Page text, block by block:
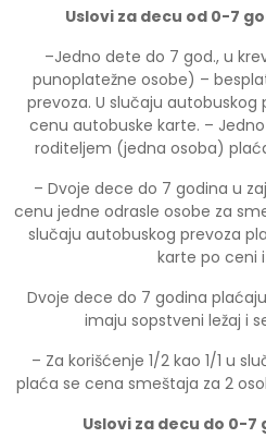
Uslovi za decu od 0-7
–Jedno dete do 7 god., u
punoplatežne osobe) –
prevoza. U slučaju
cenu autobuske karte. –
roditeljem (jedna osoba)
– Dvoje dece do 7 godina u
cenu jedne odrasle osobe za
slučaju autobuskog prevoza
karte po ceni
Dvoje dece do 7 godina
imaju sopstveni ležaj i
– Za korišćenje 1/2 kao 1/1 u
plaća se cena smeštaja za 2
Uslovi za decu do 0-7